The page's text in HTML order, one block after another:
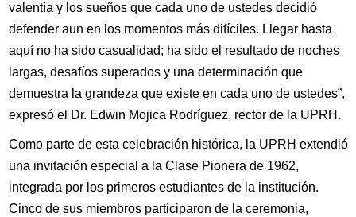
valentía y los sueños que cada uno de ustedes decidió
defender aun en los momentos más difíciles. Llegar hasta
aquí no ha sido casualidad; ha sido el resultado de noches
largas, desafíos superados y una determinación que
demuestra la grandeza que existe en cada uno de ustedes”,
expresó el Dr. Edwin Mojica Rodríguez, rector de la UPRH.
Como parte de esta celebración histórica, la UPRH extendió
una invitación especial a la Clase Pionera de 1962,
integrada por los primeros estudiantes de la institución.
Cinco de sus miembros participaron de la ceremonia,